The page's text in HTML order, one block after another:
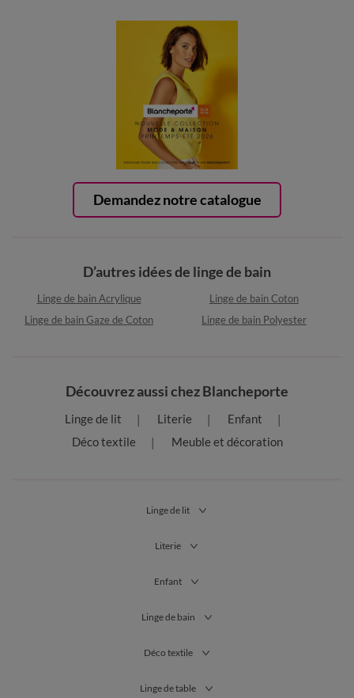
Demandez notre catalogue
D’autres idées de linge de bain
Linge de bain Acrylique
Linge de bain Coton
Linge de bain Gaze de Coton
Linge de bain Polyester
Découvrez aussi chez Blancheporte
Linge de lit Literie
Enfant
Déco textile
Meuble et décoration
Linge de lit
Literie
Enfant
Linge de bain
Déco textile
Linge de table